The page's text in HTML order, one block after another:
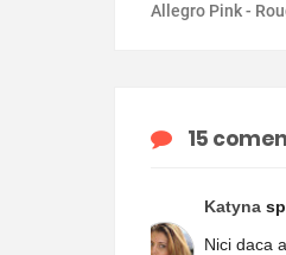
Allegro Pink -
15
Katyna
Nici daca